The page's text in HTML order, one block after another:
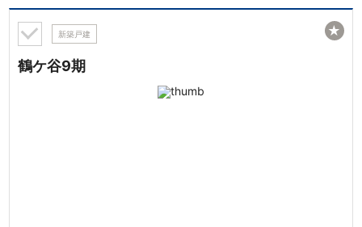
新築戸建
鶴ケ谷9期
★